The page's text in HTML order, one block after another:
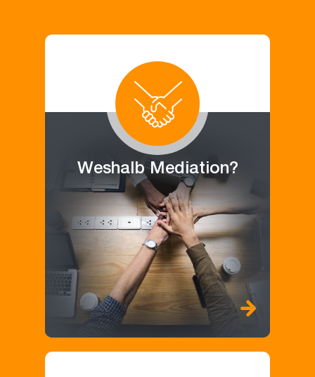
Weshalb Mediation?